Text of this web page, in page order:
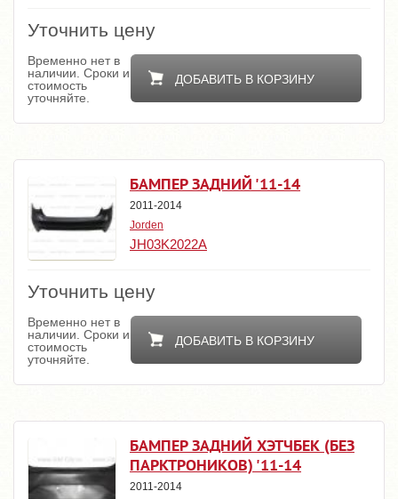
Уточнить цену
ДОБАВИТЬ В КОРЗИНУ
Временно нет в
наличии. Сроки и
стоимость
уточняйте.
БАМПЕР ЗАДНИЙ '11-14
2011-2014
Jorden
JH03K2022A
Уточнить цену
ДОБАВИТЬ В КОРЗИНУ
Временно нет в
наличии. Сроки и
стоимость
уточняйте.
БАМПЕР ЗАДНИЙ ХЭТЧБЕК (БЕЗ
ПАРКТРОНИКОВ) '11-14
2011-2014